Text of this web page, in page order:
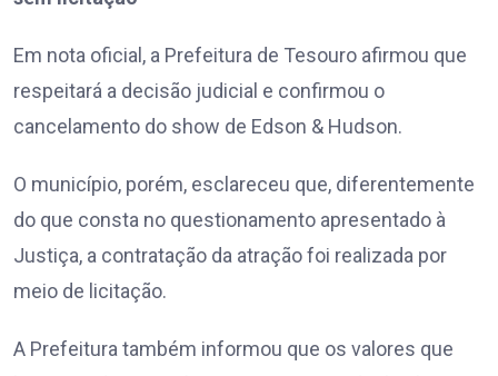
Em nota oficial, a Prefeitura de Tesouro afirmou que
respeitará a decisão judicial e confirmou o
cancelamento do show de Edson & Hudson.
O município, porém, esclareceu que, diferentemente
do que consta no questionamento apresentado à
Justiça, a contratação da atração foi realizada por
meio de licitação.
A Prefeitura também informou que os valores que